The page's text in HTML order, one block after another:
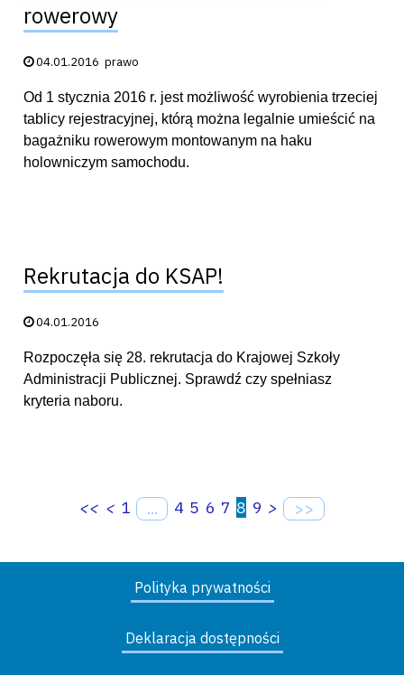
rowerowy
Data publikacji:
04.01.2016 prawo
Od 1 stycznia 2016 r. jest możliwość wyrobienia trzeciej
tablicy rejestracyjnej, którą można legalnie umieścić na
bagażniku rowerowym montowanym na haku
holowniczym samochodu.
Rekrutacja do KSAP!
Data publikacji:
04.01.2016
Rozpoczęła się 28. rekrutacja do Krajowej Szkoły
Administracji Publicznej. Sprawdź czy spełniasz
kryteria naboru.
<< < 1 ... 4 5 6 7 8 9 > >>
Polityka prywatności
Deklaracja dostępności